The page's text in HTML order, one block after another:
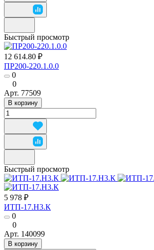
Быстрый просмотр
12 614.80 ₽
ПР200-220.1.0.0
0
0
Арт. 77509
В корзину
Быстрый просмотр
5 978 ₽
ИТП-17.Н3.К
0
0
Арт. 140099
В корзину